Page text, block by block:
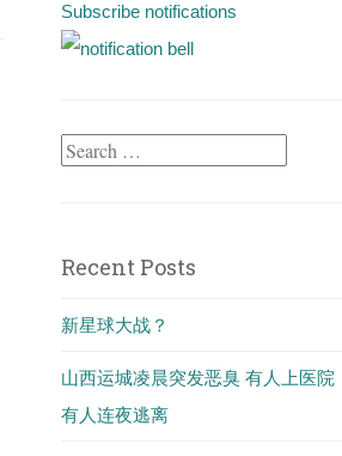
Subscribe notifications
Search
Recent Posts
新星球大战？
山西运城凌晨突发恶臭 有人上医院
有人连夜逃离